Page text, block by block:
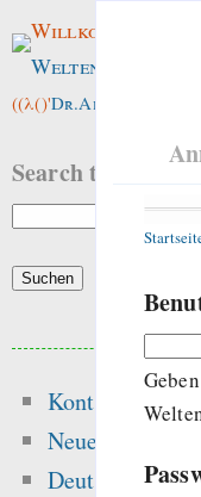
Willkommen im
Weltenwald
((λ()'Dr.ArneBab
Search this site:
Kontakt
Neue Inhalte
Deutsch